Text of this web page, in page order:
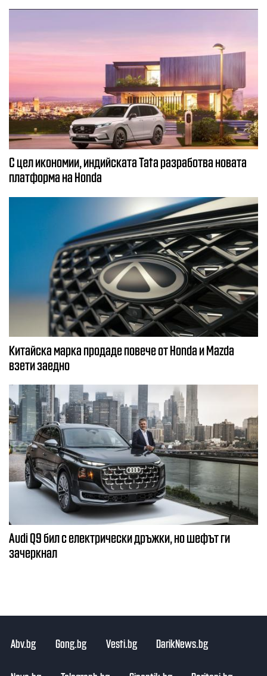
С цел икономии, индийската Tata разработва новата
платформа на Honda
Китайска марка продаде повече от Honda и Mazda
взети заедно
Audi Q9 бил с електрически дръжки, но шефът ги
зачеркнал
Abv.bg Gong.bg Vesti.bg DarikNews.bg